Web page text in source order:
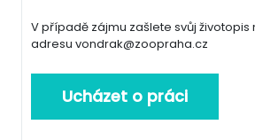
V případě zájmu zašlete svůj životopis
adresu vondrak@zoopraha.cz